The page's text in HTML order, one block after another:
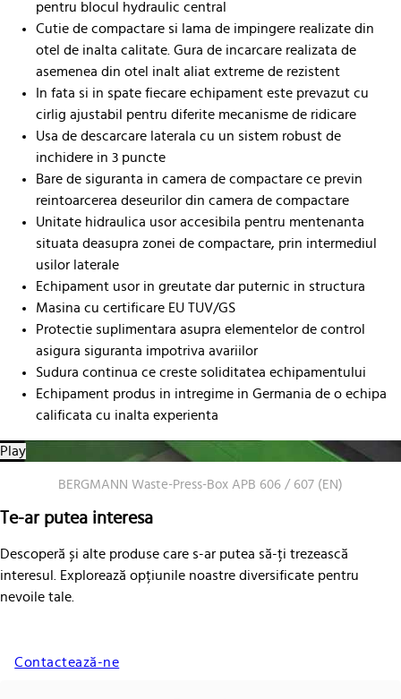
pentru blocul hydraulic central
Cutie de compactare si lama de impingere realizate din
otel de inalta calitate. Gura de incarcare realizata de
asemenea din otel inalt aliat extreme de rezistent
In fata si in spate fiecare echipament este prevazut cu
cirlig ajustabil pentru diferite mecanisme de ridicare
Usa de descarcare laterala cu un sistem robust de
inchidere in 3 puncte
Bare de siguranta in camera de compactare ce previn
reintoarcerea deseurilor din camera de compactare
Unitate hidraulica usor accesibila pentru mentenanta
situata deasupra zonei de compactare, prin intermediul
usilor laterale
Echipament usor in greutate dar puternic in structura
Masina cu certificare EU TUV/GS
Protectie suplimentara asupra elementelor de control
asigura siguranta impotriva avariilor
Sudura continua ce creste soliditatea echipamentului
Echipament produs in intregime in Germania de o echipa
calificata cu inalta experienta
Play
BERGMANN Waste-Press-Box APB 606 / 607 (EN)
Te-ar putea interesa
Descoperă și alte produse care s-ar putea să-ți trezească
interesul. Explorează opțiunile noastre diversificate pentru
nevoile tale.
Contactează-ne